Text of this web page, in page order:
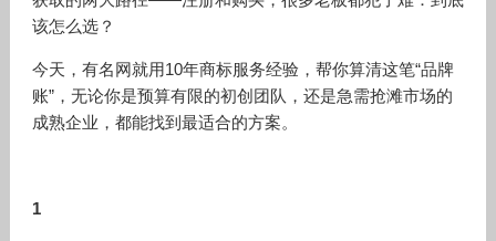
该怎么选？
今天，有名网就用10年商标服务经验，帮你算清这笔“品牌
账”，无论你是预算有限的初创团队，还是急需抢滩市场的
成熟企业，都能找到最适合的方案。
1